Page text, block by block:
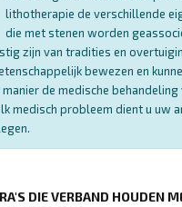
lithotherapie de verschillende
die met stenen worden
zijn van tradities en
bewezen en
manier de medische behandeling
medisch probleem dient u uw
DIE VERBAND HOUDEN